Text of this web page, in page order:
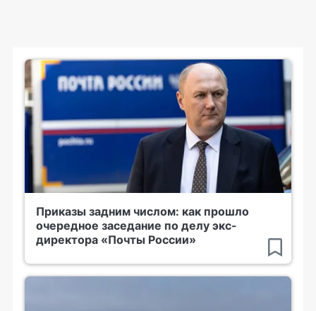
Приказы задним числом: как прошло
очередное заседание по делу экс-
директора «Почты России»